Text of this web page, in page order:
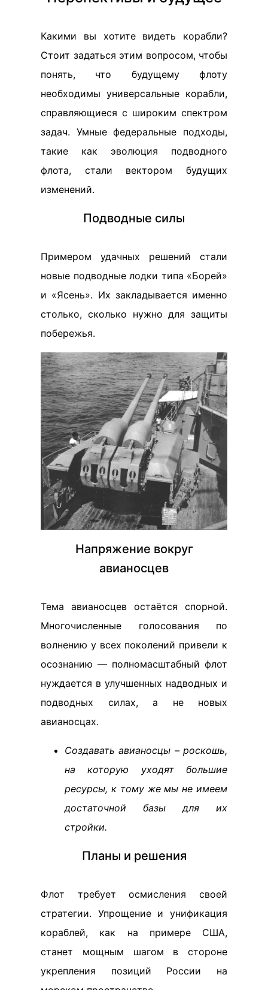
Какими вы хотите видеть корабли?
Стоит задаться этим вопросом, чтобы
понять, что будущему флоту
необходимы универсальные корабли,
справляющиеся с широким спектром
задач. Умные федеральные подходы,
такие как эволюция подводного
флота, стали вектором будущих
изменений.
Подводные силы
Примером удачных решений стали
новые подводные лодки типа «Борей»
и «Ясень». Их закладывается именно
столько, сколько нужно для защиты
побережья.
Напряжение вокруг
авианосцев
Тема авианосцев остаётся спорной.
Многочисленные голосования по
волнению у всех поколений привели к
осознанию — полномасштабный флот
нуждается в улучшенных надводных и
подводных силах, а не новых
авианосцах.
Создавать авианосцы – роскошь,
на которую уходят большие
ресурсы, к тому же мы не имеем
достаточной базы для их
стройки.
Планы и решения
Флот требует осмисления своей
стратегии. Упрощение и унификация
кораблей, как на примере США,
станет мощным шагом в стороне
укрепления позиций России на